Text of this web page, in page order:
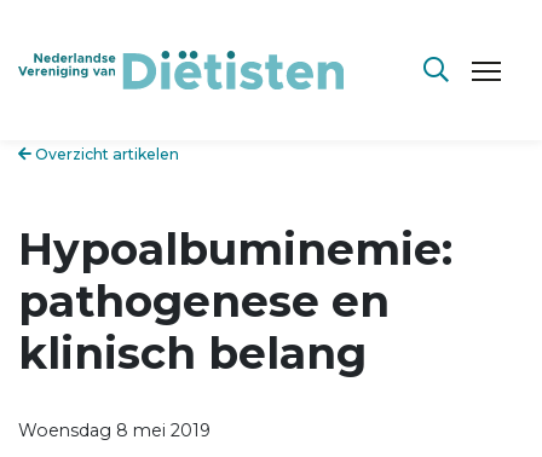
Overzicht artikelen
Hypoalbuminemie:
pathogenese en
klinisch belang
Woensdag 8 mei 2019